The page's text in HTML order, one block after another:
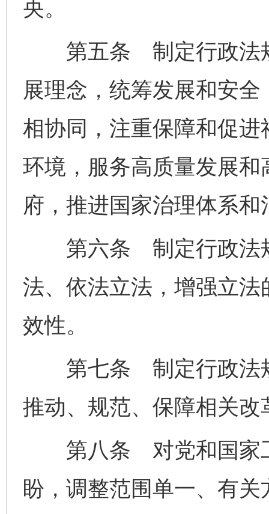
央。
第五条 制定行政法规
展理念，统筹发展和安
相协同，注重保障和促
环境，服务高质量发展
府，推进国家治理体系
第六条 制定行政法规
法、依法立法，增强立
效性。
第七条 制定行政法规
推动、规范、保障相关改
第八条 对党和国家工
盼，调整范围单一、有